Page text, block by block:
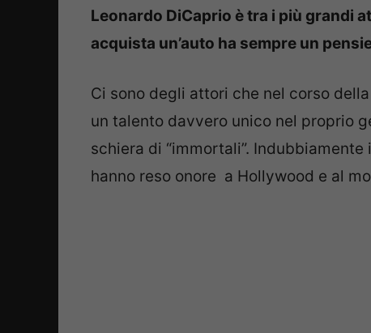
Leonardo DiCaprio è tra i più grandi
acquista un’auto ha sempre un
Ci sono degli attori che nel corso
un talento davvero unico nel proprio
schiera di “immortali”.
hanno reso onore a Hollywood e al